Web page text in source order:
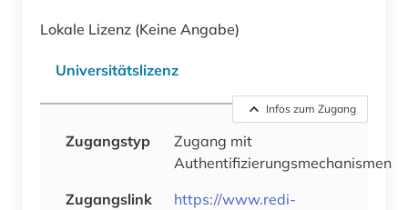
Lokale Lizenz (Keine Angabe)
Universitätslizenz
Infos zum Zugang
Zugangstyp
Zugang mit
Authentifizierungsmechanismen
Zugangslink
https://www.redi-